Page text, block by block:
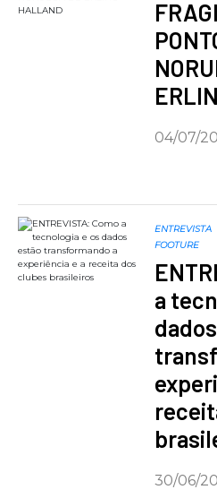
04/07/
ENTREVISTA
FOOTURE
a
30/06/